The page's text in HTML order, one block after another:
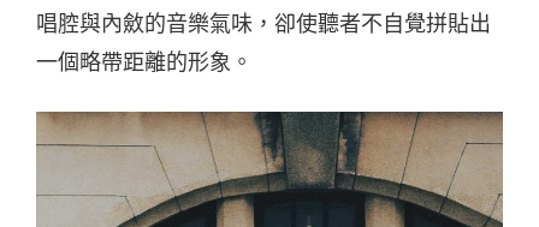
唱腔與內斂的音樂氣味，卻使聽者不自覺拼貼出
一個略帶距離的形象。